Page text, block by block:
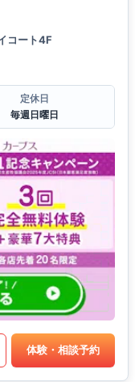
コート4F
定休日
毎週日曜日
体験・相談予約